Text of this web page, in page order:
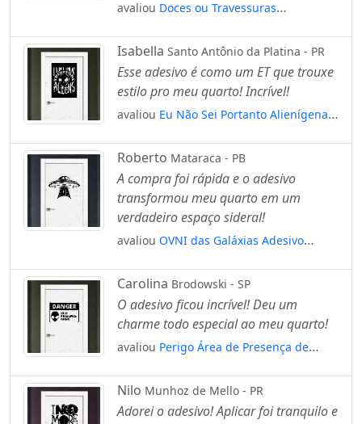
avaliou Doces ou Travessuras
Parede para Quarto, Porta e Vidro
Mod:72
Isabella Santo Antônio da Platina - PR
Esse adesivo é como um ET que trouxe
estilo pro meu quarto! Incrível!
avaliou Eu Não Sei Portanto Alienígena
Quarto, Porta e Vidro Mod:279
Roberto Mataraca - PB
A compra foi rápida e o adesivo
transformou meu quarto em um
verdadeiro espaço sideral!
avaliou OVNI das Galáxias Adesivo
e Vidro Mod:134
Carolina Brodowski - SP
O adesivo ficou incrível! Deu um
charme todo especial ao meu quarto!
avaliou Perigo Área de Presença de
para Quarto, Porta e Vidro Mod:341
Nilo Munhoz de Mello - PR
Adorei o adesivo! Aplicar foi tranquilo e